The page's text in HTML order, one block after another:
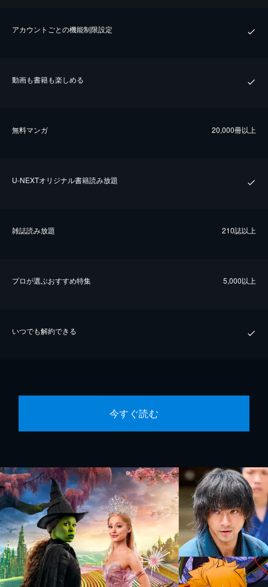
アカウントごとの機能制限設定
動画も書籍も楽しめる
無料マンガ 20,000冊以上
U-NEXTオリジナル書籍読み放題
雑誌読み放題 210誌以上
プロが選ぶおすすめ特集 5,000以上
いつでも解約できる
今すぐ読む